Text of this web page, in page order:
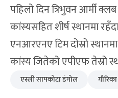
पहिलो दिन त्रिभुवन आर्मी
कांस्यसहित शीर्ष स्थानमा
एनआरएनए टिम दोस्रो
कांस्य जितेको एपीएफ तेस्रो
एस्ली सापकोटा डंगोल